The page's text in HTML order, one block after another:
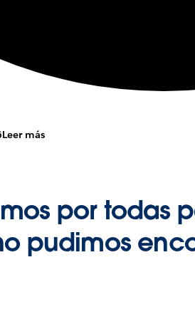
Leer más
por todas
pudimos